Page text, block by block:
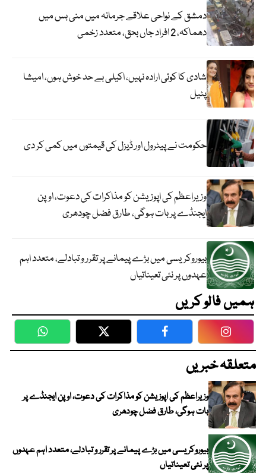
دمشق کے نواحی علاقے جرمانہ میں منی بس میں
دھماکہ، 2 افراد جاں بحق، متعدد زخمی
شادی کا کوئی ارادہ نہیں، اکیلی بے حد خوش ہوں، امیشا
پٹیل
حکومت نے پیٹرول اور ڈیزل کی قیمتوں میں کمی کر دی
وزیراعظم کی اپوزیشن کو مذاکرات کی دعوت، اوپن
ایجنڈے پر بات ہوگی، طارق فضل چودھری
بیوروکریسی میں بڑے پیمانے پر تقرر و تبادلے، متعدد اہم
عہدوں پر نئی تعیناتیاں
ہمیں فالو کریں
WhatsApp Twitter Facebook
متعلقہ خبریں
وزیراعظم کی اپوزیشن کو مذاکرات کی دعوت، اوپن ایجنڈے پر
بات ہوگی، طارق فضل چودھری
بیوروکریسی میں بڑے پیمانے پر تقرر و تبادلے، متعدد اہم عہدوں
پر نئی تعیناتیاں